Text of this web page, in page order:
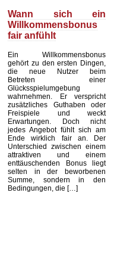
Wann sich ein
Willkommensbonus
fair anfühlt
Ein Willkommensbonus
gehört zu den ersten Dingen,
die neue Nutzer beim
Betreten einer
Glücksspielumgebung
wahrnehmen. Er verspricht
zusätzliches Guthaben oder
Freispiele und weckt
Erwartungen. Doch nicht
jedes Angebot fühlt sich am
Ende wirklich fair an. Der
Unterschied zwischen einem
attraktiven und einem
enttäuschenden Bonus liegt
selten in der beworbenen
Summe, sondern in den
Bedingungen, die […]